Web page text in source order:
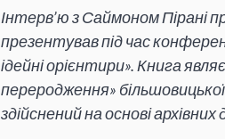
Інтерв’ю з Саймоном Пірані
презентував під час
ідейні орієнтири». Книга
переродження»
здійснений на основі